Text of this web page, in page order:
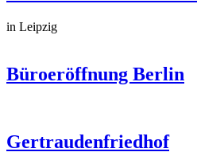
in Leipzig
Büroeröffnung Berlin
Gertraudenfriedhof